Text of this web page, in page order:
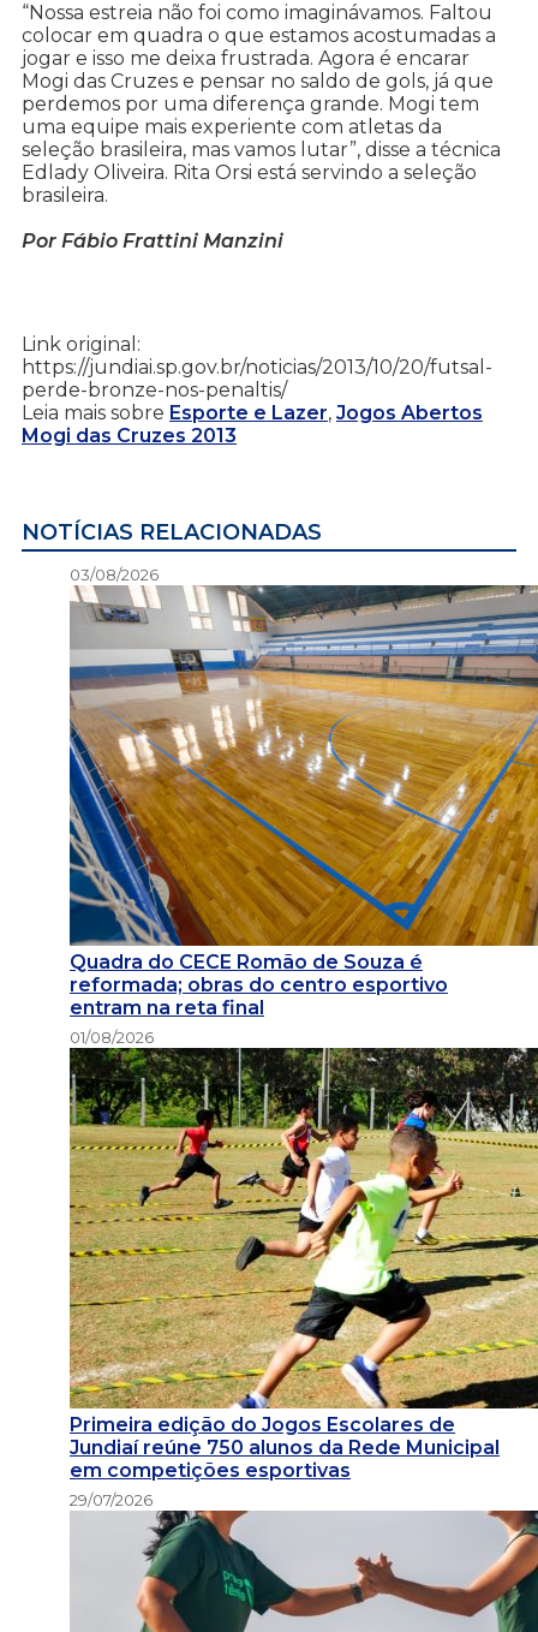
“Nossa estreia não foi como imaginávamos. Faltou
colocar em quadra o que estamos acostumadas a
jogar e isso me deixa frustrada. Agora é encarar
Mogi das Cruzes e pensar no saldo de gols, já que
perdemos por uma diferença grande. Mogi tem
uma equipe mais experiente com atletas da
seleção brasileira, mas vamos lutar”, disse a técnica
Edlady Oliveira. Rita Orsi está servindo a seleção
brasileira.
Por Fábio Frattini Manzini
Link original:
https://jundiai.sp.gov.br/noticias/2013/10/20/futsal-
perde-bronze-nos-penaltis/
Leia mais sobre Esporte e Lazer, Jogos Abertos
Mogi das Cruzes 2013
NOTÍCIAS RELACIONADAS
03/08/2026
Quadra do CECE Romão de Souza é
reformada; obras do centro esportivo
entram na reta final
01/08/2026
Primeira edição do Jogos Escolares de
Jundiaí reúne 750 alunos da Rede Municipal
em competições esportivas
29/07/2026